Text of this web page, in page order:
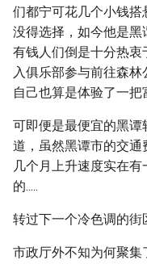
们都宁可花几个小钱
没得选择，如今他是
有钱人们倒是十分热
入俱乐部参与前往森
自己也算是体验了一把
可即便是最便宜的黑
道，虽然黑谭市的交
几个月上升速度实在
的.....
转过下一个冷色调的街
市政厅外不知为何聚